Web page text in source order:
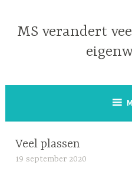
inhoud
MS verandert
Veel plassen
19 september 2020